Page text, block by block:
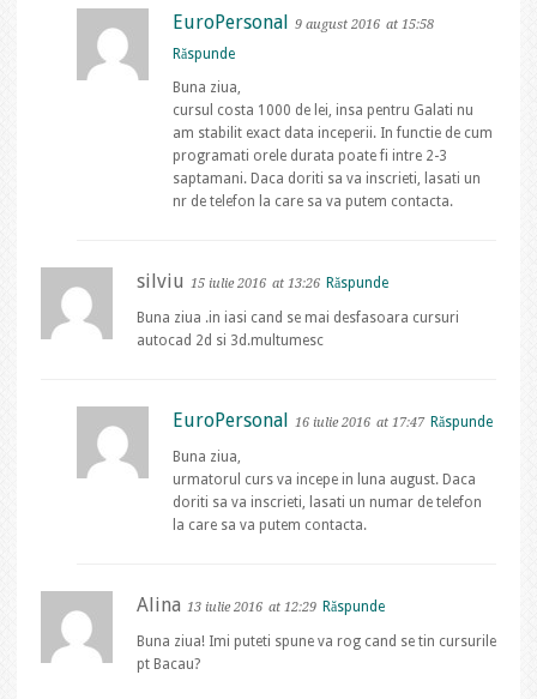
EuroPersonal 9 august 2016 at 15:58
Răspunde
Buna ziua,
cursul costa 1000 de lei, insa pentru Galati nu
am stabilit exact data inceperii. In functie de cum
programati orele durata poate fi intre 2-3
saptamani. Daca doriti sa va inscrieti, lasati un
nr de telefon la care sa va putem contacta.
silviu 15 iulie 2016 at 13:26 Răspunde
Buna ziua .in iasi cand se mai desfasoara cursuri
autocad 2d si 3d.multumesc
EuroPersonal 16 iulie 2016 at 17:47 Răspunde
Buna ziua,
urmatorul curs va incepe in luna august. Daca
doriti sa va inscrieti, lasati un numar de telefon
la care sa va putem contacta.
Alina 13 iulie 2016 at 12:29 Răspunde
Buna ziua! Imi puteti spune va rog cand se tin cursurile
pt Bacau?